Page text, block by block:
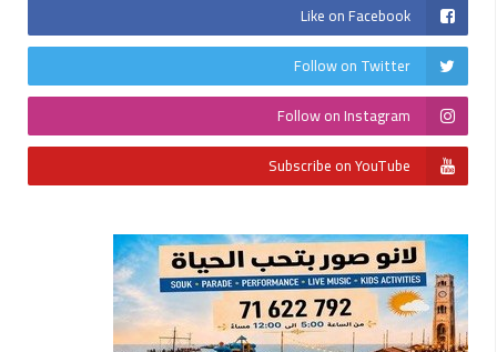
Like on Facebook
Follow on Twitter
Follow on Instagram
Subscribe on YouTube